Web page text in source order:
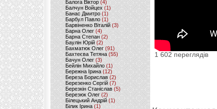
Балога Віктор (4)
Балчун Войцех (1)
Банас Дмитро (1)
Барбул Павло(1)
Барвіненко Віталій(3)
Барна Олег (4)
Барна Степан (2)
Баулін Юрій (2)
Бахматюк Олег (91)
Бахтеєва Тетяна(55)
Бачун Олег (3)
Бейлін Михайло (1)
Бережна Ірина(12)
Береза Борислав(2)
Березенко Сергій (7)
Березкін Станіслав (5)
Березюк Олег(2)
Білецький Андрій (1)
Білик Ірина (1)
1 602 переглядів